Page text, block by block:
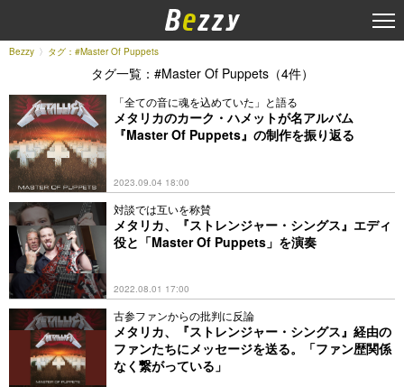
Bezzy タグ：#Master Of Puppets
タグ一覧：#Master Of Puppets（4件）
「全ての音に魂を込めていた」と語る
メタリカのカーク・ハメットが名アルバム
『Master Of Puppets』の制作を振り返る
2023.09.04 18:00
対談では互いを称賛
メタリカ、『ストレンジャー・シングス』エディ
役と「Master Of Puppets」を演奏
2022.08.01 17:00
古参ファンからの批判に反論
メタリカ、『ストレンジャー・シングス』経由の
ファンたちにメッセージを送る。「ファン歴関係
なく繋がっている」